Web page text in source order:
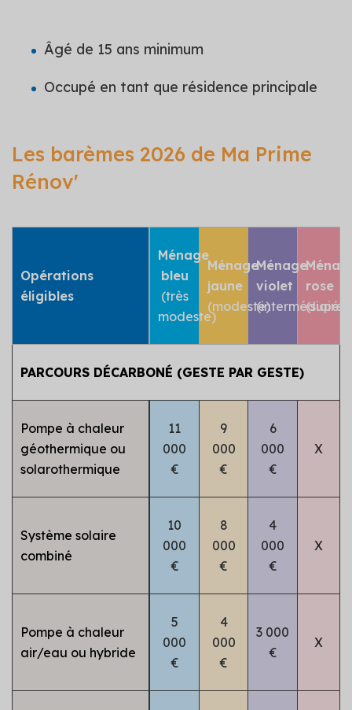
Âgé de 15 ans minimum
Occupé en tant que résidence principale
Les barèmes 2026 de Ma Prime
Rénov'
Opérations
éligibles
Ménage
bleu
(très
modeste)
Ménage
jaune
(modeste)
Ménage
violet
(intermédiaire)
rose
PARCOURS DÉCARBONÉ (GESTE PAR GESTE)
Pompe à chaleur
géothermique ou
solarothermique
11
000
€
9
000
€
6
000
€
X
Système solaire
combiné
10
000
€
8
000
€
4
000
€
X
Pompe à chaleur
air/eau ou hybride
5
000
€
4
000
€
3 000
€
X